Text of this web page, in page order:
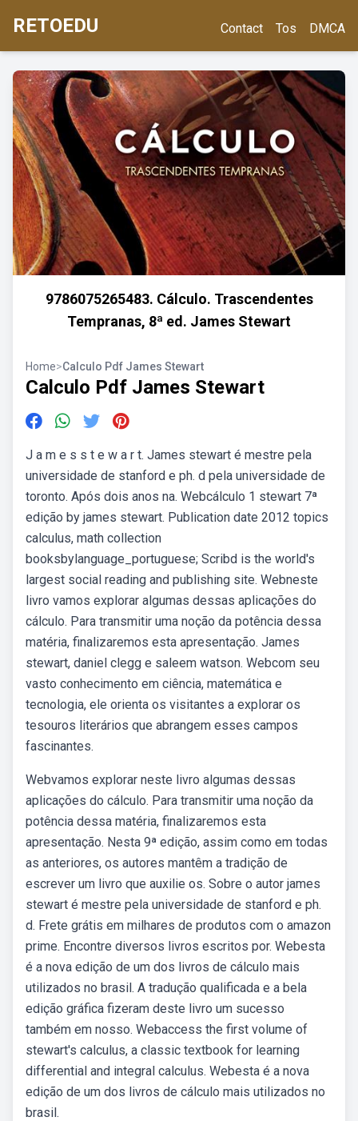
RETOEDU Contact Tos DMCA
9786075265483. Cálculo. Trascendentes
Tempranas, 8ª ed. James Stewart
Home>Calculo Pdf James Stewart
Calculo Pdf James Stewart
J a m e s s t e w a r t. James stewart é mestre pela
universidade de stanford e ph. d pela universidade de
toronto. Após dois anos na. Webcálculo 1 stewart 7ª
edição by james stewart. Publication date 2012 topics
calculus, math collection
booksbylanguage_portuguese; Scribd is the world's
largest social reading and publishing site. Webneste
livro vamos explorar algumas dessas aplicações do
cálculo. Para transmitir uma noção da potência dessa
matéria, finalizaremos esta apresentação. James
stewart, daniel clegg e saleem watson. Webcom seu
vasto conhecimento em ciência, matemática e
tecnologia, ele orienta os visitantes a explorar os
tesouros literários que abrangem esses campos
fascinantes.
Webvamos explorar neste livro algumas dessas
aplicações do cálculo. Para transmitir uma noção da
potência dessa matéria, finalizaremos esta
apresentação. Nesta 9ª edição, assim como em todas
as anteriores, os autores mantêm a tradição de
escrever um livro que auxilie os. Sobre o autor james
stewart é mestre pela universidade de stanford e ph.
d. Frete grátis em milhares de produtos com o amazon
prime. Encontre diversos livros escritos por. Webesta
é a nova edição de um dos livros de cálculo mais
utilizados no brasil. A tradução qualificada e a bela
edição gráfica fizeram deste livro um sucesso
também em nosso. Webaccess the first volume of
stewart's calculus, a classic textbook for learning
differential and integral calculus. Webesta é a nova
edição de um dos livros de cálculo mais utilizados no
brasil.